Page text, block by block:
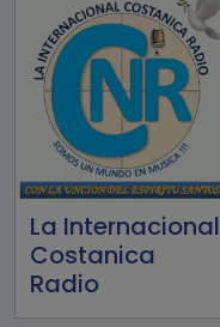
La Internacional
Costanica
Radio